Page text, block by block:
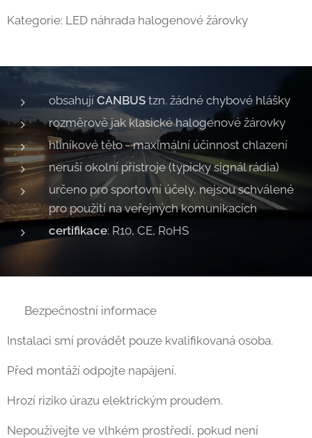
Kategorie: LED náhrada halogenové žárovky
obsahují CANBUS tzn. žádné chybové hlášky
rozměrově jak klasické halogenové žárovky
hliníkové tělo - maximální účinnost chlazení
neruší okolní přístroje (typicky signál rádia)
určeno pro sportovní účely, nejsou schválené
pro použití na veřejných komunikacích
certifikace: R10, CE, RoHS
⚠ Bezpečnostní informace
Instalaci smí provádět pouze kvalifikovaná osoba.
Před montáží odpojte napájení.
Hrozí riziko úrazu elektrickým proudem.
Nepoužívejte ve vlhkém prostředí, pokud není